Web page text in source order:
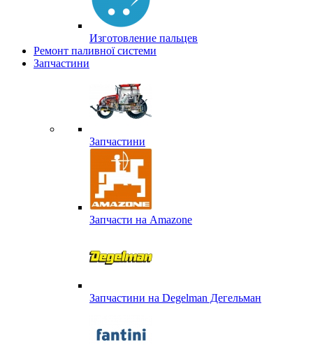
Изготовление пальцев
Ремонт паливної системи
Запчастини
Запчастини
Запчасти на Amazone
Запчастини на Degelman Дегельман